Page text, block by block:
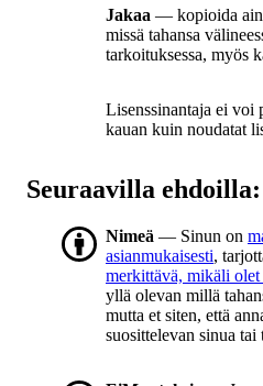
Jakaa — kopioida
missä tahansa
tarkoituksessa, myös
Lisenssinantaja ei voi
kauan kuin noudatat
Seuraavilla ehdoilla:
Nimeä — Sinun on
asianmukaisesti,
merkittävä, mikäli
yllä olevan millä
mutta et siten, että
suosittelevan sinua tai